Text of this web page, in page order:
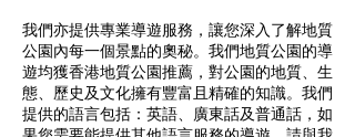
我們亦提供專業導遊服務，讓您深入了解地質
公園內每一個景點的奧秘。我們地質公園的導
遊均獲香港地質公園推薦，對公園的地質、生
態、歷史及文化擁有豐富且精確的知識。我們
提供的語言包括：英語、廣東話及普通話，如